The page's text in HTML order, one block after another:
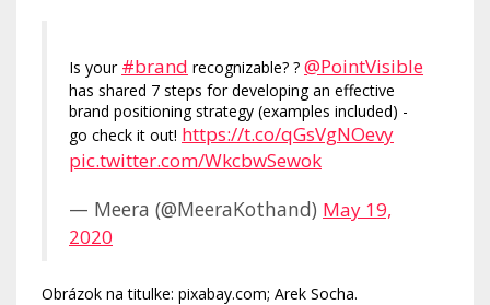
Is your #brand recognizable? ? @PointVisible
has shared 7 steps for developing an effective
brand positioning strategy (examples included) -
go check it out! https://t.co/qGsVgNOevy
pic.twitter.com/WkcbwSewok
— Meera (@MeeraKothand) May 19,
2020
Obrázok na titulke: pixabay.com; Arek Socha.